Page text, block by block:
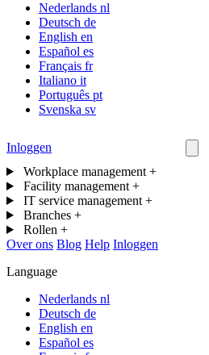
Nederlands nl
Deutsch de
English en
Español es
Français fr
Italiano it
Português pt
Svenska sv
Inloggen
Workplace management +
Facility management +
IT service management +
Branches +
Rollen +
Over ons Blog Help Inloggen
Language
Nederlands nl
Deutsch de
English en
Español es